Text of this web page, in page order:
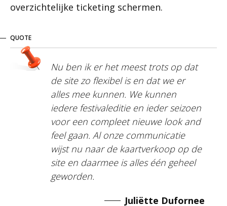
overzichtelijke ticketing schermen.
QUOTE
Nu ben ik er het meest trots op dat
de site zo flexibel is en dat we er
alles mee kunnen. We kunnen
iedere festivaleditie en ieder seizoen
voor een compleet nieuwe look and
feel gaan. Al onze communicatie
wijst nu naar de kaartverkoop op de
site en daarmee is alles één geheel
geworden.
Juliëtte Dufornee